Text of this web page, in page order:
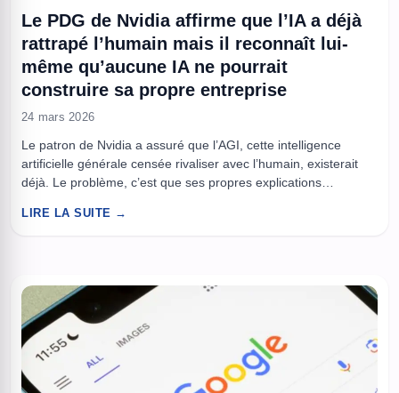
Le PDG de Nvidia affirme que l’IA a déjà
rattrapé l’humain mais il reconnaît lui-
même qu’aucune IA ne pourrait
construire sa propre entreprise
24 mars 2026
Le patron de Nvidia a assuré que l’AGI, cette intelligence
artificielle générale censée rivaliser avec l’humain, existerait
déjà. Le problème, c’est que ses propres explications
parfois impressionnants, mais encore très loin d’un esprit
LIRE LA SUITE →